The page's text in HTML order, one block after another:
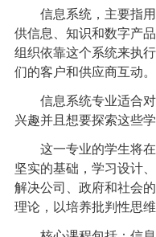
信息系统，主要指用
供信息、知识和数字产
组织依靠这个系统来执
们的客户和供应商互动。
信息系统专业适合对
兴趣并且想要探索这些
这一专业的学生将在
坚实的基础，学习设计
解决公司、政府和社会
理论，以培养批判性思